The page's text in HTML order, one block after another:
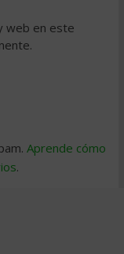
web en este
Aprende cómo
.